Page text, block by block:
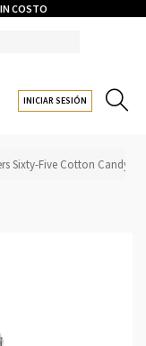
COSTO
INICIAR SESIÓN
Sixty-Five Cotton Candy